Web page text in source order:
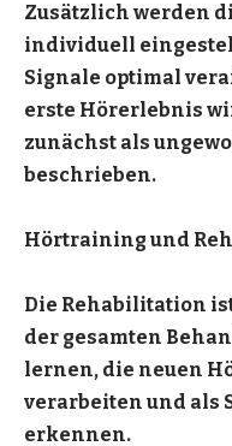
Zusätzlich werden
individuell
Signale optimal
erste Hörerlebnis
zunächst als
beschrieben.
Hörtraining und
Die Rehabilitation
der gesamten
lernen, die neuen
verarbeiten und als
erkennen.